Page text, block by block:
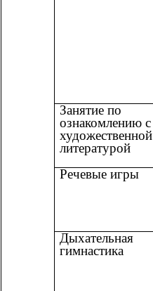
Занятие по
ознакомлению с
художественной
литературой
Речевые игры
Дыхательная
гимнастика